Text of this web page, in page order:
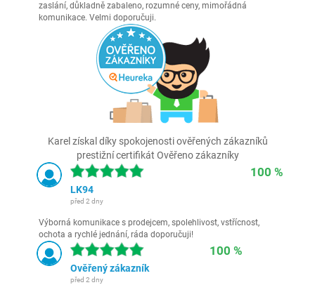
zaslání, důkladně zabaleno, rozumné ceny, mimořádná
komunikace. Velmi doporučuji.
Karel získal díky spokojenosti ověřených zákazníků
prestižní certifikát Ověřeno zákazníky
100 %
LK94
před 2 dny
Výborná komunikace s prodejcem, spolehlivost, vstřícnost,
ochota a rychlé jednání, ráda doporučuji!
100 %
Ověřený zákazník
před 2 dny